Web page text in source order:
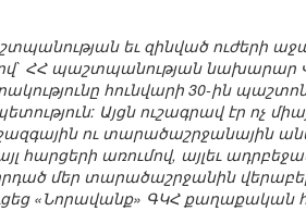
եւ զինված ուժերի
ՀՀ պաշտպանության նախարար
հունվարի 30-ին
Այցն ուշագրավ էր ոչ
ու տարածաշրջանային
հարցերի առումով, այլեւ
մեր տարածաշրջանին
«Նորավանք» ԳԿՀ քաղաքական